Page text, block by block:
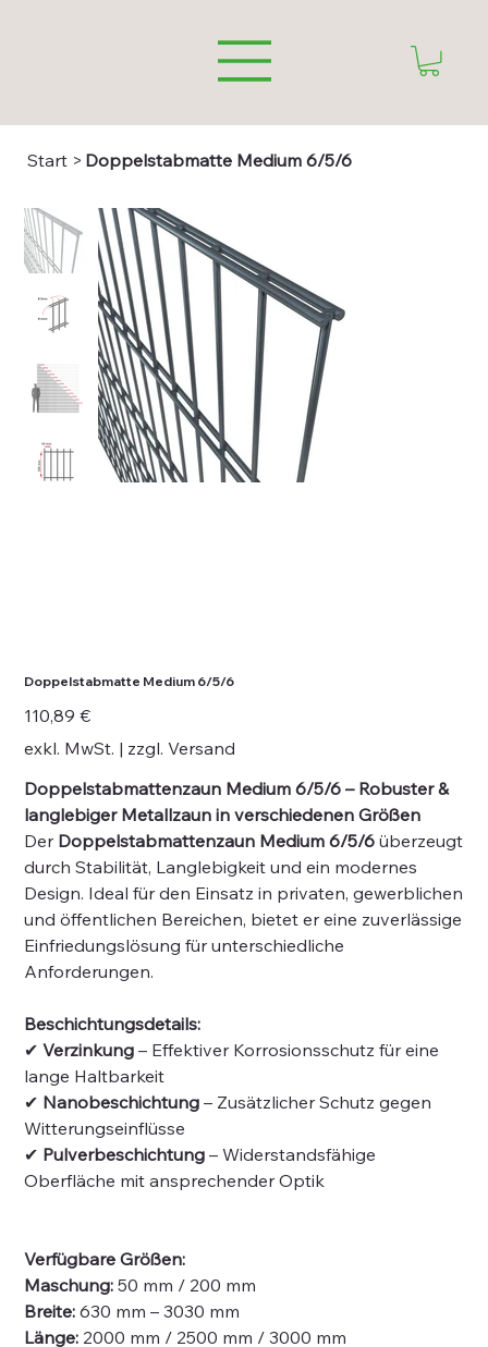
Start > Doppelstabmatte Medium 6/5/6
Doppelstabmatte Medium 6/5/6
Preis
110,89 €
exkl. MwSt. | zzgl. Versand
Doppelstabmattenzaun Medium 6/5/6 – Robuster &
langlebiger Metallzaun in verschiedenen Größen
Der Doppelstabmattenzaun Medium 6/5/6 überzeugt
durch Stabilität, Langlebigkeit und ein modernes
Design. Ideal für den Einsatz in privaten, gewerblichen
und öffentlichen Bereichen, bietet er eine zuverlässige
Einfriedungslösung für unterschiedliche
Anforderungen.
Beschichtungsdetails:
✔Verzinkung – Effektiver Korrosionsschutz für eine
lange Haltbarkeit
✔ Nanobeschichtung – Zusätzlicher Schutz gegen
Witterungseinflüsse
✔ Pulverbeschichtung – Widerstandsfähige
Oberfläche mit ansprechender Optik
Verfügbare Größen:
Maschung: 50 mm / 200 mm
Breite: 630 mm – 3030 mm
Länge: 2000 mm / 2500 mm / 3000 mm